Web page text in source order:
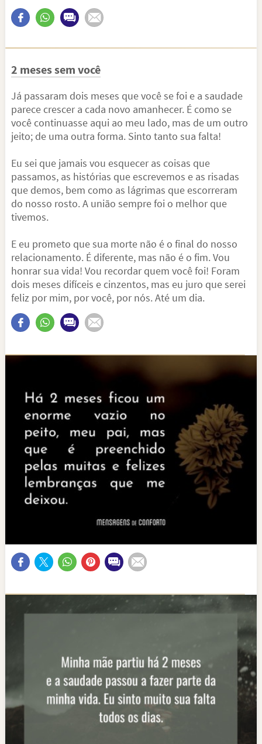
2 meses sem você
Já passaram dois meses que você se foi e a saudade
parece crescer a cada novo amanhecer. É como se
você continuasse aqui ao meu lado, mas de um outro
jeito; de uma outra forma. Sinto tanto sua falta!
Eu sei que jamais vou esquecer as coisas que
passamos, as histórias que escrevemos e as risadas
que demos, bem como as lágrimas que escorreram
do nosso rosto. A união sempre foi o melhor que
tivemos.
E eu prometo que sua morte não é o final do nosso
relacionamento. É diferente, mas não é o fim. Vou
honrar sua vida! Vou recordar quem você foi! Foram
dois meses difíceis e cinzentos, mas eu juro que serei
feliz por mim, por você, por nós. Até um dia.